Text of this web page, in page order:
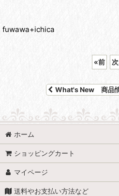
fuwawa+ichica
«前 次
What's New 商品情
ホーム
ショッピングカート
マイページ
送料やお支払い方法など